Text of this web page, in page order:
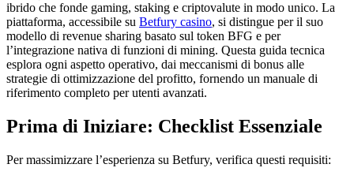
ibrido che fonde gaming, staking e criptovalute in modo unico. La
piattaforma, accessibile su Betfury casino, si distingue per il suo
modello di revenue sharing basato sul token BFG e per
l’integrazione nativa di funzioni di mining. Questa guida tecnica
esplora ogni aspetto operativo, dai meccanismi di bonus alle
strategie di ottimizzazione del profitto, fornendo un manuale di
riferimento completo per utenti avanzati.
Prima di Iniziare: Checklist Essenziale
Per massimizzare l’esperienza su Betfury, verifica questi requisiti: